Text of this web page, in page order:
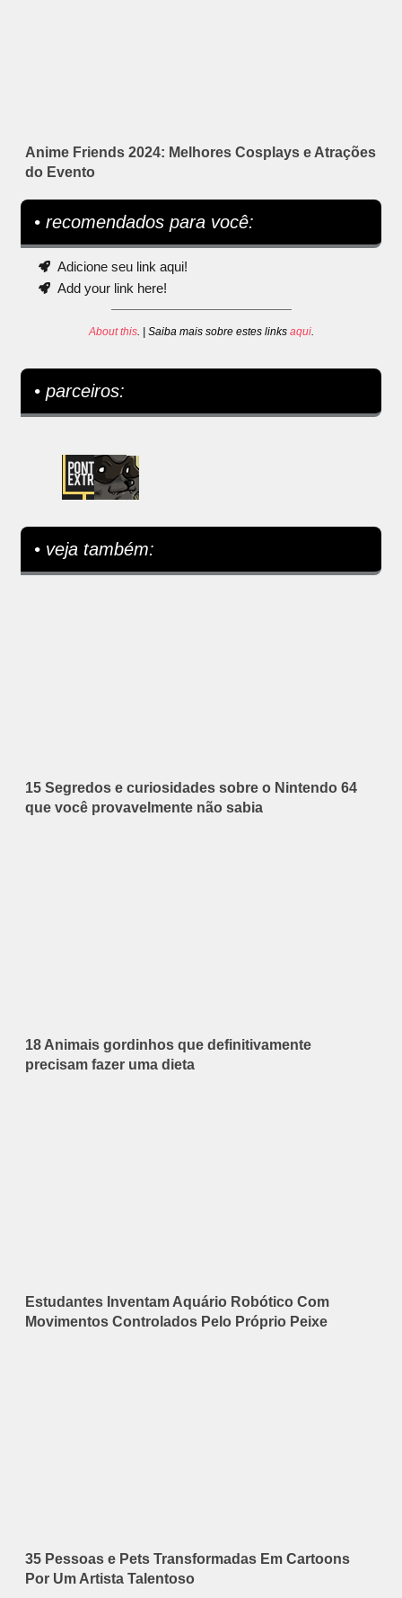
Anime Friends 2024: Melhores Cosplays e Atrações
do Evento
• recomendados para você:
Adicione seu link aqui!
Add your link here!
About this. | Saiba mais sobre estes links aqui.
• parceiros:
• veja também:
15 Segredos e curiosidades sobre o Nintendo 64
que você provavelmente não sabia
18 Animais gordinhos que definitivamente
precisam fazer uma dieta
Estudantes Inventam Aquário Robótico Com
Movimentos Controlados Pelo Próprio Peixe
35 Pessoas e Pets Transformadas Em Cartoons
Por Um Artista Talentoso